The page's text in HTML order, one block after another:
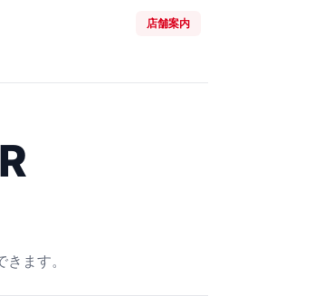
店舗案内
ます。